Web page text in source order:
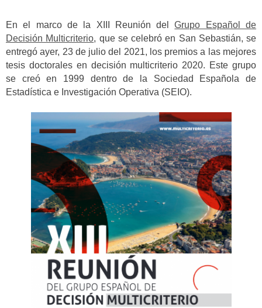
En el marco de la XIII Reunión delGrupo Español de
Decisión Multicriterio, que se celebró en San Sebastián, se
entregó ayer, 23 de julio del 2021, los premios a las mejores
tesis doctorales en decisión multicriterio 2020. Este grupo
se creó en 1999 dentro de la Sociedad Española de
Estadística e Investigación Operativa (SEIO).